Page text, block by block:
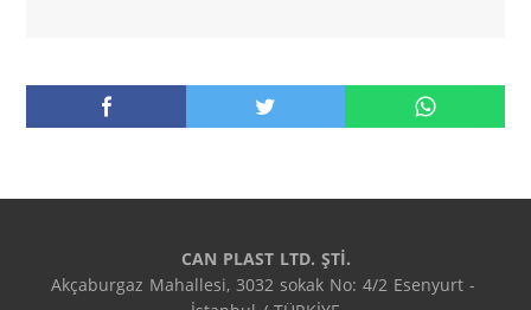
CAN PLAST LTD. ŞTİ.
Akçaburgaz Mahallesi, 3032 sokak No: 4/2 Esenyurt -